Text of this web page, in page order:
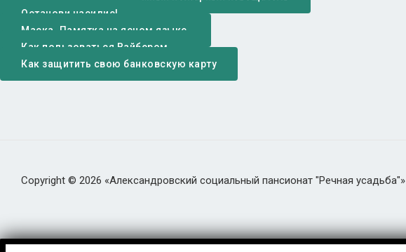
Останови насилие!
Маска. Памятка на ясном языке.
Как пользоваться Вайбером
Как защитить свою банковскую карту
Copyright © 2026 «Александровский социальный пансионат "Речная усадьба"»